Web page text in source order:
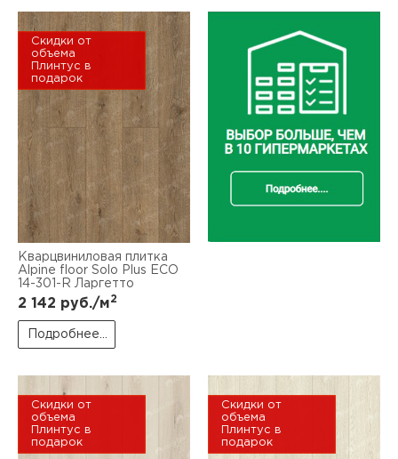
Скидки от
объема
Плинтус в
подарок
Кварцвиниловая плитка
Alpine floor Solo Plus ЕСО
14-301-R Ларгетто
2 142 руб./м2
Подробнее...
Скидки от
объема
Плинтус в
подарок
Скидки от
объема
Плинтус в
подарок